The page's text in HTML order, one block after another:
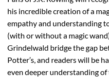
his incredible creation of a
empathy and understanding
(with or without a magic
Grindelwald bridge the gap
Potter’s, and readers will be
even deeper understanding